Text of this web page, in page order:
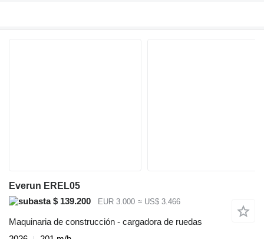
Everun EREL05
$ 139.200
EUR 3.000 ≈ US$ 3.466
Maquinaria de construcción - cargadora de ruedas